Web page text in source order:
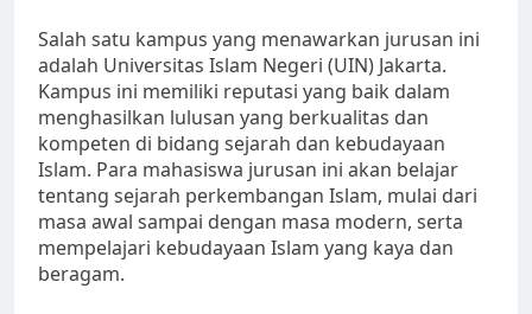
Salah satu kampus yang menawarkan jurusan ini
adalah Universitas Islam Negeri (UIN) Jakarta.
Kampus ini memiliki reputasi yang baik dalam
menghasilkan lulusan yang berkualitas dan
kompeten di bidang sejarah dan kebudayaan
Islam. Para mahasiswa jurusan ini akan belajar
tentang sejarah perkembangan Islam, mulai dari
masa awal sampai dengan masa modern, serta
mempelajari kebudayaan Islam yang kaya dan
beragam.